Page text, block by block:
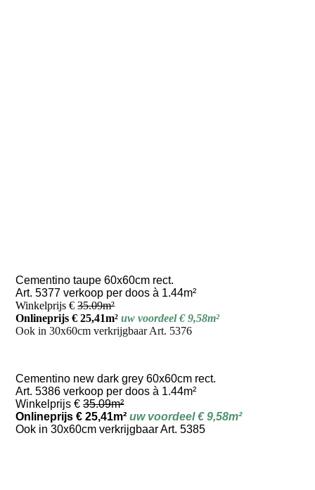
Cementino taupe 60x60cm rect.
Art. 5377 verkoop per doos à 1.44m²
Winkelprijs €35.09m²
Onlineprijs € 25,41m² uw voordeel € 9,58m²
Ook in 30x60cm verkrijgbaar Art. 5376
Cementino new dark grey 60x60cm rect.
Art. 5386 verkoop per doos à 1.44m²
Winkelprijs €35.09m²
Onlineprijs € 25,41m² uw voordeel € 9,58m²
Ook in 30x60cm verkrijgbaar Art. 5385